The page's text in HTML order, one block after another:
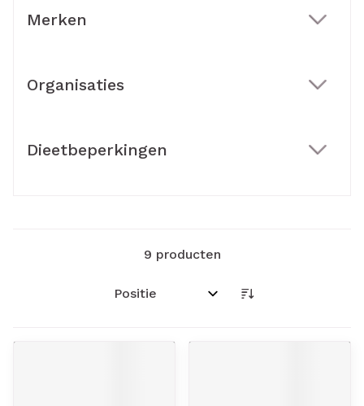
Merken
Organisaties
Dieetbeperkingen
9 producten
Sorteer op: